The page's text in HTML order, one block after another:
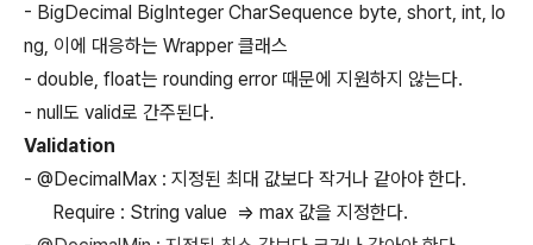
- BigDecimal BigInteger CharSequence byte, short, int, lo
ng, 이에 대응하는 Wrapper 클래스
- double, float는 rounding error 때문에 지원하지 않는다.
- null도 valid로 간주된다.
Validation
- @DecimalMax : 지정된 최대 값보다 작거나 같아야 한다.
Require : String value => max 값을 지정한다.